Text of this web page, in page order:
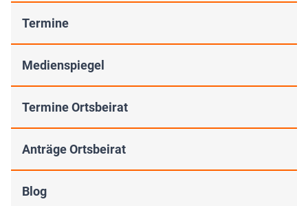
Termine
Medienspiegel
Termine Ortsbeirat
Anträge Ortsbeirat
Blog